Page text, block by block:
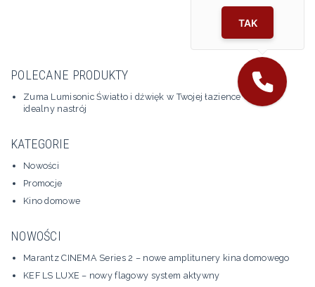
POLECANE PRODUKTY
Zuma Lumisonic Światło i dźwięk w Twojej łazience – stwórz
idealny nastrój
KATEGORIE
Nowości
Promocje
Kino domowe
NOWOŚCI
Marantz CINEMA Series 2 – nowe amplitunery kina domowego
KEF LS LUXE – nowy flagowy system aktywny
TAK